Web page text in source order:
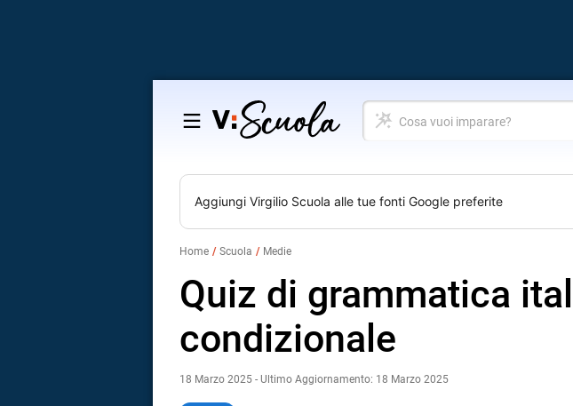
Salta
contenuto
Cosa
vuoi
Aggiungi Virgilio Scuola alle tue fonti Google preferite
Home Scuola Medie
Quiz di grammatica
condizionale
18 Marzo 2025 - Ultimo Aggiornamento: 18 Marzo 2025